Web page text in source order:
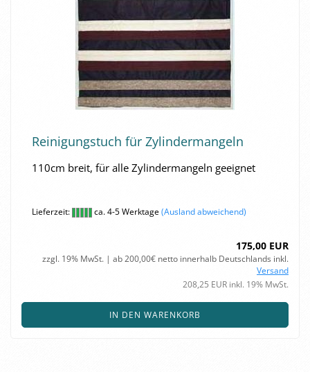
Rei­ni­gungs­tuch für Zy­lin­der­man­geln
110cm breit, für alle Zy­lin­der­man­geln ge­eig­net
Lieferzeit: ca. 4-5 Werktage(Ausland abweichend)
175,00 EUR
zzgl. 19% MwSt. | ab 200,00€ netto innerhalb Deutschlands inkl.
Versand
208,25 EUR inkl. 19% MwSt.
IN DEN WARENKORB